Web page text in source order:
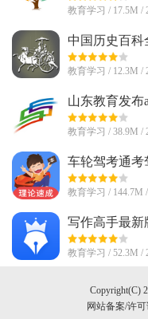
教育学习 / 17.5M /
中国历史百科
爽版
教育学习 / 12.3M /
山东教育发布
版
教育学习 / 38.9M /
车轮驾考通考
解锁版
教育学习 / 144.7M
写作高手最新
教育学习 / 52.3M /
Copyright(C)
网站备案/许